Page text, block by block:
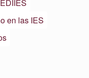
en las IES